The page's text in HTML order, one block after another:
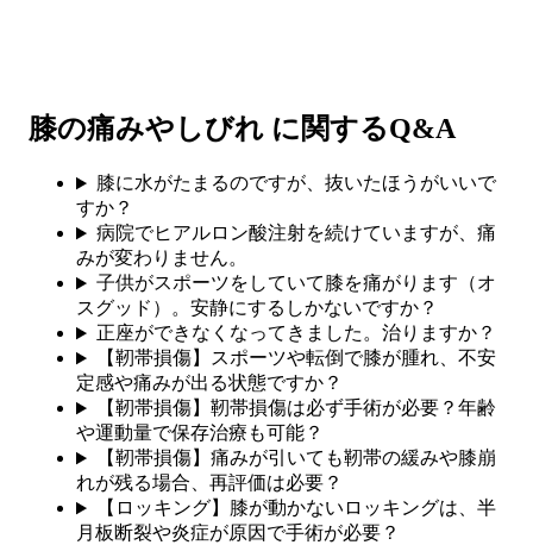
膝の痛みやしびれ に関するQ&A
膝に水がたまるのですが、抜いたほうがいいで
すか？
病院でヒアルロン酸注射を続けていますが、痛
みが変わりません。
子供がスポーツをしていて膝を痛がります（オ
スグッド）。安静にするしかないですか？
正座ができなくなってきました。治りますか？
【靭帯損傷】スポーツや転倒で膝が腫れ、不安
定感や痛みが出る状態ですか？
【靭帯損傷】靭帯損傷は必ず手術が必要？年齢
や運動量で保存治療も可能？
【靭帯損傷】痛みが引いても靭帯の緩みや膝崩
れが残る場合、再評価は必要？
【ロッキング】膝が動かないロッキングは、半
月板断裂や炎症が原因で手術が必要？